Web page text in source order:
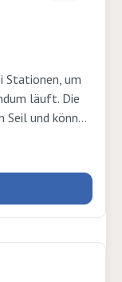
Stationen, um
läuft. Die
und können